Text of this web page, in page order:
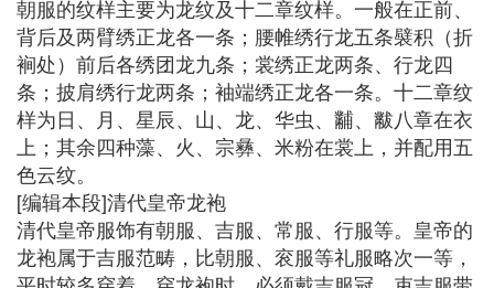
朝服的纹样主要为龙纹及十二章纹样。一般在正前、
背后及两臂绣正龙各一条；腰帷绣行龙五条襞积（折
裥处）前后各绣团龙九条；裳绣正龙两条、行龙四
条；披肩绣行龙两条；袖端绣正龙各一条。十二章纹
样为日、月、星辰、山、龙、华虫、黼、黻八章在衣
上；其余四种藻、火、宗彝、米粉在裳上，并配用五
色云纹。
[编辑本段]清代皇帝龙袍
清代皇帝服饰有朝服、吉服、常服、行服等。皇帝的
龙袍属于吉服范畴，比朝服、衮服等礼服略次一等，